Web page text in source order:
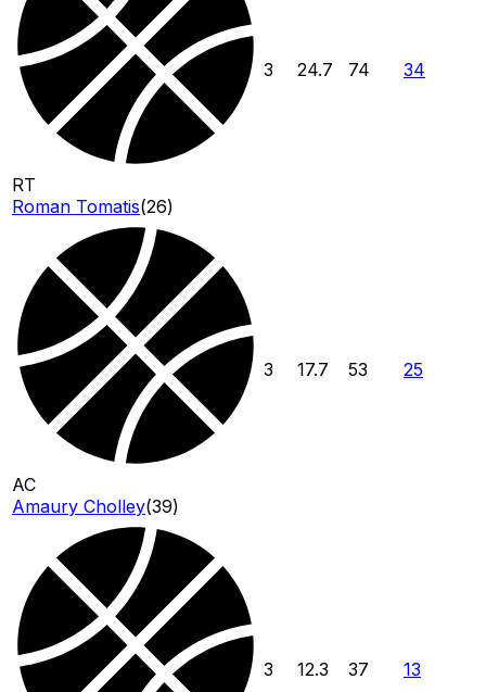
RT
Roman Tomatis(26)
3 24.7 74 34
AC
Amaury Cholley(39)
3 17.7 53 25
3 12.3 37 13